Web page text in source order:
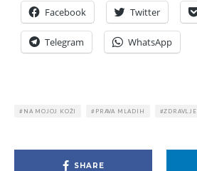
Facebook Twitter
Telegram WhatsApp
NA MOJOJ KOŽI PRAVA MLADIH ZDRAVLJE
SHARE